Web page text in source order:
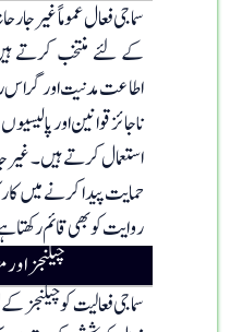
سماجی فعال عموماً غیر
کے لئے منتخب کرتے
اطاعت مدنیت اور
ناجائز قوانین اور
استعمال کرتے ہیں۔
حمایت پیدا کرنے میں
روایت کو بھی قائم
چیلنجز
سماجی فعالیت کو چیلنجز